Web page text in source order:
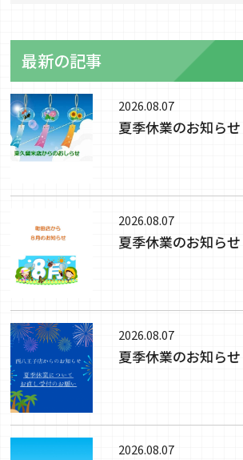
最新の記事
2026.08.07
夏季休業のお知らせ
2026.08.07
夏季休業のお知らせ
2026.08.07
夏季休業のお知らせ
2026.08.07